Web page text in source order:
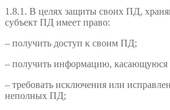
1.8.1. В целях защиты своих ПД,
субъект ПД имеет право:
– получить доступ к своим ПД;
– получить информацию, касающуюся
– требовать исключения или
неполных ПД;